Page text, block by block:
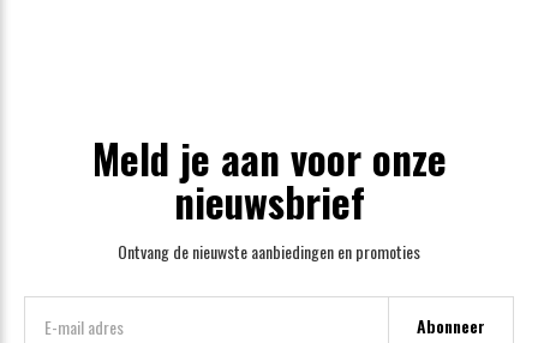
Meld je aan voor onze
nieuwsbrief
Ontvang de nieuwste aanbiedingen en promoties
Abonneer